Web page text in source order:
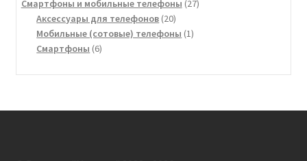
товара
Смартфоны и мобильные телефоны 2727
Аксессуары для телефонов 2020
товаров
Мобильные (сотовые) телефоны 11
Смартфоны 66